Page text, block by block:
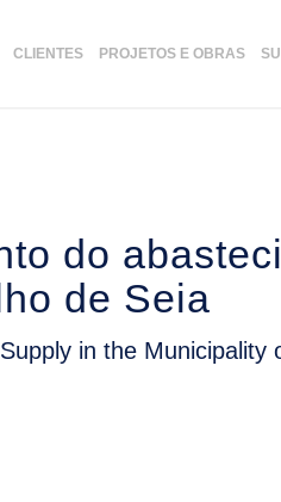
CLIENTES PROJETOS E OBRAS
do
de Seia
in the Municipality